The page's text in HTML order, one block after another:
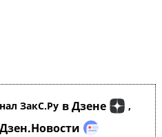
ЗакС.Ру в Дзене ,
Дзен.Новости